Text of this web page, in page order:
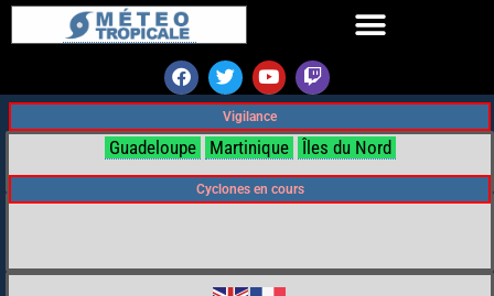
Vigilance
Guadeloupe Martinique Îles du Nord
Cyclones en cours